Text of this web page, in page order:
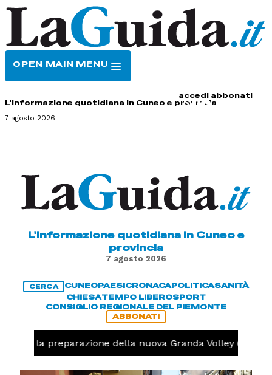
OPEN MAIN MENU
accedi abbonati
L'informazione quotidiana in Cuneo e provincia
7 agosto 2026
L'informazione quotidiana in Cuneo e
provincia
7 agosto 2026
CERCA CUNEOPAESICRONACAPOLITICASANITÀ
CHIESATEMPO LIBEROSPORT
CONSIGLIO REGIONALE DEL PIEMONTE
ABBONATI
la preparazione della nuova Granda Volley (FOTO e